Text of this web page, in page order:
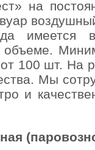
на
100 шт. На
Мы
и